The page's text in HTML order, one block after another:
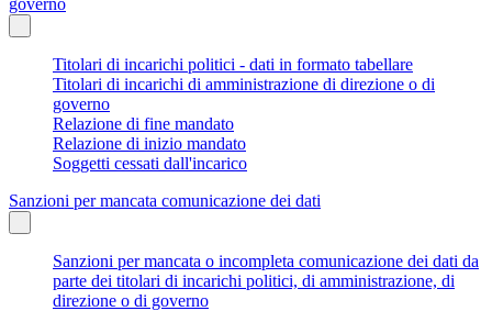
Titolari di incarichi politici - dati in formato tabellare
Titolari di incarichi di amministrazione di direzione o di
governo
Relazione di fine mandato
Relazione di inizio mandato
Soggetti cessati dall'incarico
Sanzioni per mancata comunicazione dei dati
Sanzioni per mancata o incompleta comunicazione dei dati da
parte dei titolari di incarichi politici, di amministrazione, di
direzione o di governo